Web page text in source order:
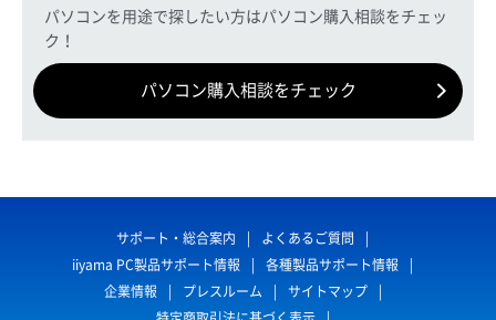
パソコンを用途で探したい方はパソコン購入相談をチェッ
ク！
パソコン購入相談をチェック
サポート・総合案内
よくあるご質問
iiyama PC製品サポート情報
各種製品サポート情報
企業情報
プレスルーム
サイトマップ